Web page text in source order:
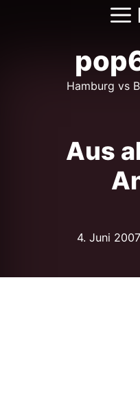
Hamburg vs
Aus
4. Juni 2007